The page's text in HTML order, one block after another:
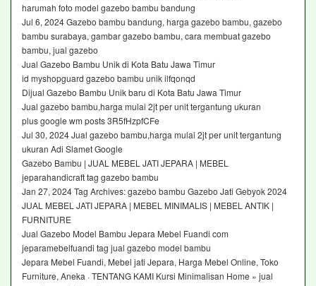
harumah foto model gazebo bambu bandung
Jul 6, 2024 Gazebo bambu bandung, harga gazebo bambu, gazebo
bambu surabaya, gambar gazebo bambu, cara membuat gazebo
bambu, jual gazebo
Jual Gazebo Bambu Unik di Kota Batu Jawa Timur
id myshopguard gazebo bambu unik ilfqonqd
Dijual Gazebo Bambu Unik baru di Kota Batu Jawa Timur
Jual gazebo bambu,harga mulai 2jt per unit tergantung ukuran
plus google wm posts 3R5fHzpfCFe
Jul 30, 2024 Jual gazebo bambu,harga mulai 2jt per unit tergantung
ukuran Adi Slamet Google
Gazebo Bambu | JUAL MEBEL JATI JEPARA | MEBEL
jeparahandicraft tag gazebo bambu
Jan 27, 2024 Tag Archives: gazebo bambu Gazebo Jati Gebyok 2024
JUAL MEBEL JATI JEPARA | MEBEL MINIMALIS | MEBEL ANTIK |
FURNITURE
Jual Gazebo Model Bambu Jepara Mebel Fuandi com
jeparamebelfuandi tag jual gazebo model bambu
Jepara Mebel Fuandi, Mebel jati Jepara, Harga Mebel Online, Toko
Furniture, Aneka · TENTANG KAMI Kursi Minimalisan Home » jual